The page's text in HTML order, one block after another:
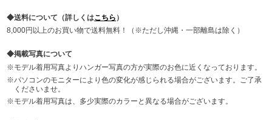
送料について（詳しくはこちら ）
8,000円以上のお買い物で送料無料！（※ただし沖縄・一部離島は除く）
掲載写真について
モデル着用写真よりハンガー写真の方が実際のお色に近くなっております。
パソコンのモニターにより色の変化が感じられる場合がございます。ご了承
くださいませ。
モデル着用写真は、多少実際のカラーと異なる場合がございます。